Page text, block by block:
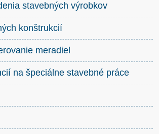
stavebných výrobkov
konštrukcií
meradiel
na špeciálne stavebné práce